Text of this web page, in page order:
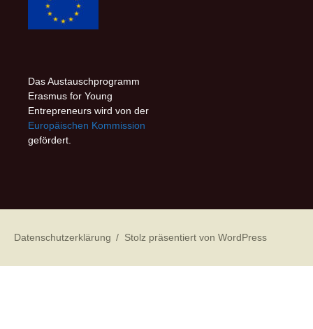
Das Austauschprogramm
Erasmus for Young
Entrepreneurs wird von der
Europäischen Kommission
gefördert.
Datenschutzerklärung Stolz präsentiert von WordPress